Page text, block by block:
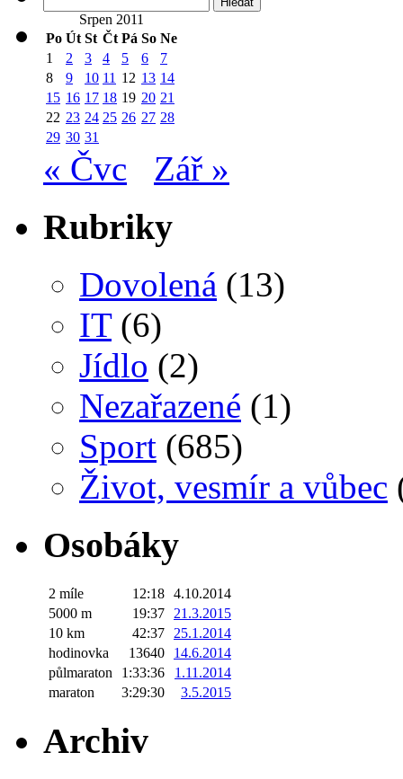
Srpen 2011
Po Út St Čt Pá So Ne
1
2 3 4 5 6
7
8
9 10 11 12 13 14
15 16 17 18 19 20 21
22 23 24 25 26 27 28
29 30 31
« Čvc Zář »
Rubriky
Dovolená (13)
IT(6)
Jídlo (2)
Nezařazené (1)
Sport (685)
Život, vesmír a vůbec
Osobáky
2 míle 12:18 4.10.2014
5000 m
19:37
21.3.2015
10 km
42:37
25.1.2014
hodinovka
13640
14.6.2014
půlmaraton
1:33:36
1.11.2014
maraton
3:29:30 3.5.2015
Archiv